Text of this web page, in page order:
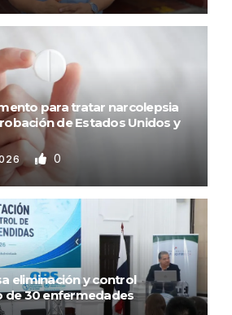
para tratar narcolepsia
de Estados Unidos y
0
eliminación y control
de 30 enfermedades